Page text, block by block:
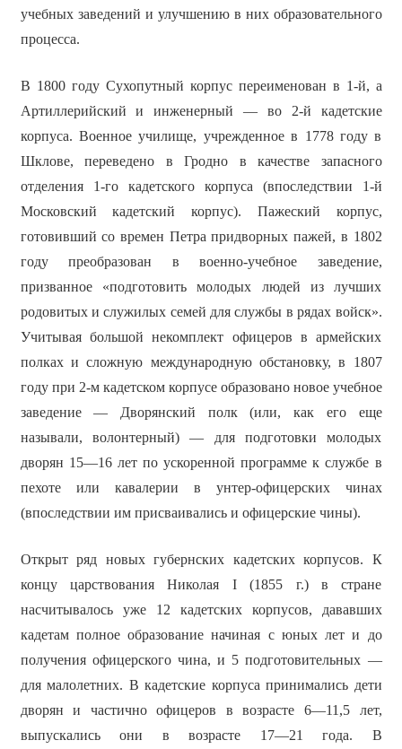
учебных заведений и улучшению в них образовательного
процесса.
В 1800 году Сухопутный корпус переименован в 1-й, а
Артиллерийский и инженерный — во 2-й кадетские
корпуса. Военное училище, учрежденное в 1778 году в
Шклове, переведено в Гродно в качестве запасного
отделения 1-го кадетского корпуса (впоследствии 1-й
Московский кадетский корпус). Пажеский корпус,
готовивший со времен Петра придворных пажей, в 1802
году преобразован в военно-учебное заведение,
призванное «подготовить молодых людей из лучших
родовитых и служилых семей для службы в рядах войск».
Учитывая большой некомплект офицеров в армейских
полках и сложную международную обстановку, в 1807
году при 2-м кадетском корпусе образовано новое учебное
заведение — Дворянский полк (или, как его еще
называли, волонтерный) — для подготовки молодых
дворян 15—16 лет по ускоренной программе к службе в
пехоте или кавалерии в унтер-офицерских чинах
(впоследствии им присваивались и офицерские чины).
Открыт ряд новых губернских кадетских корпусов. К
концу царствования Николая I (1855 г.) в стране
насчитывалось уже 12 кадетских корпусов, дававших
кадетам полное образование начиная с юных лет и до
получения офицерского чина, и 5 подготовительных —
для малолетних. В кадетские корпуса принимались дети
дворян и частично офицеров в возрасте 6—11,5 лет,
выпускались они в возрасте 17—21 года. В